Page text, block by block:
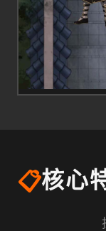
📋核心